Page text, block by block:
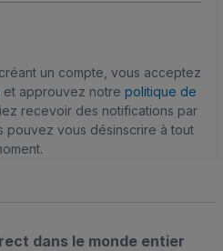
un compte, vous acceptez
et approuvez notre politique de
recevoir des notifications par
pouvez vous désinscrire à tout
dans le monde entier